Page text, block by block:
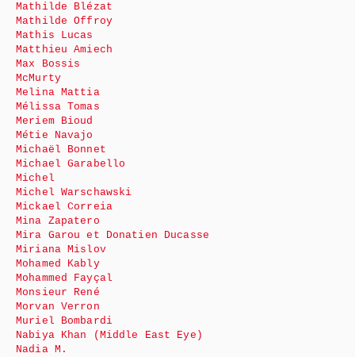
Mathilde Blézat
Mathilde Offroy
Mathis Lucas
Matthieu Amiech
Max Bossis
McMurty
Melina Mattia
Mélissa Tomas
Meriem Bioud
Métie Navajo
Michaël Bonnet
Michael Garabello
Michel
Michel Warschawski
Mickael Correia
Mina Zapatero
Mira Garou et Donatien Ducasse
Miriana Mislov
Mohamed Kably
Mohammed Fayçal
Monsieur René
Morvan Verron
Muriel Bombardi
Nabiya Khan (Middle East Eye)
Nadia M.